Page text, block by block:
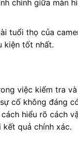
chính giữa màn
tuổi thọ của
kiện tốt nhất.
việc kiểm tra
cố không đáng
hiểu rõ cách
quả chính xác.